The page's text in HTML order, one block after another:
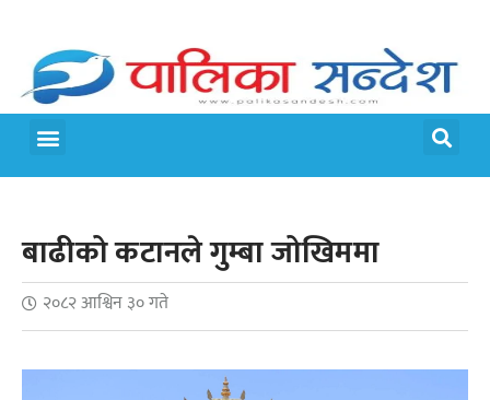
बाढीको कटानले गुम्बा जोखिममा
२०८२ आश्विन ३० गते